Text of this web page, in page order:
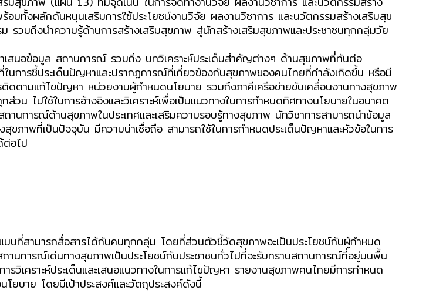
มทั้งผลักดันหนุนเสริมการใช้ประโยชน์งานวิจัย ผลงานวิชาการ และนวัตกรรมสร้างเสริมสุข
รวมถึงนำความรู้ด้านการสร้างเสริมสุขภาพ สู่นักสร้างเสริมสุขภาพและประชาชนทุกกลุ่มวัย
เสนอข้อมูล สถานการณ์ รวมถึง บทวิเคราะห์ประเด็นสำคัญต่างๆ ด้านสุขภาพที่ทันต่อ
การชี้ประเด็นปัญหาและปรากฏการณ์ที่เกี่ยวข้องกับสุขภาพของคนไทยที่กำลังเกิดขึ้น หรือมี
ดตามแก้ไขปัญหา หน่วยงานผู้กำหนดนโยบาย รวมถึงภาคีเครือข่ายขับเคลื่อนงานทางสุขภาพ
น ไปใช้ในการอ้างอิงและวิเคราะห์เพื่อเป็นแนวทางในการกำหนดทิศทางนโยบายในอนาคต
านการณ์ด้านสุขภาพในประเทศและเสริมความรอบรู้ทางสุขภาพ นักวิชาการสามารถนำข้อมูล
ขภาพที่เป็นปัจจุบัน มีความน่าเชื่อถือ สามารถใช้ในการกำหนดประเด็นปัญหาและหัวข้อในการ
อไป
บบที่สามารถสื่อสารได้กับคนทุกกลุ่ม โดยที่ส่วนตัวชี้วัดสุขภาพจะเป็นประโยชน์กับผู้กำหนด
านการณ์เด่นทางสุขภาพเป็นประโยชน์กับประชาชนทั่วไปที่จะรับทราบสถานการณ์ที่อยู่บนพื้น
วิเคราะห์ประเด็นและเสนอแนวทางในการแก้ไขปัญหา รายงานสุขภาพคนไทยมีการกำหนด
โยบาย โดยมีเป้าประสงค์และวัตถุประสงค์ดังนี้